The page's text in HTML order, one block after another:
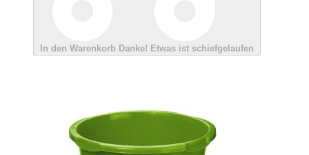
In den Warenkorb Danke! Etwas ist schiefgelaufen